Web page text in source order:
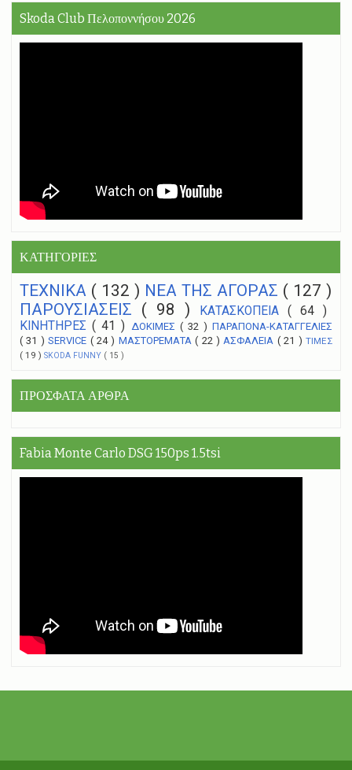
Skoda Club Πελοποννήσου 2026
ΚΑΤΗΓΟΡΙΕΣ
ΤΕΧΝΙΚΑ ( 132 ) NEA THΣ ΑΓΟΡΑΣ ( 127 )
ΠΑΡΟΥΣΙΑΣΕΙΣ ( 98 ) ΚΑΤΑΣΚΟΠΕΙΑ ( 64 )
ΚΙΝΗΤΗΡΕΣ( 41 ) ΔΟΚΙΜΕΣ ( 32 ) ΠΑΡΑΠΟΝΑ-ΚΑΤΑΓΓΕΛΙΕΣ
( 31 )SERVICE ( 24 ) ΜΑΣΤΟΡΕΜΑΤΑ( 22 ) ΑΣΦΑΛΕΙΑ ( 21 )ΤΙΜΕΣ
( 19 ) SKODA FUNNY ( 15 )
ΠΡΟΣΦΑΤΑ ΑΡΘΡΑ
Fabia Monte Carlo DSG 150ps 1.5tsi